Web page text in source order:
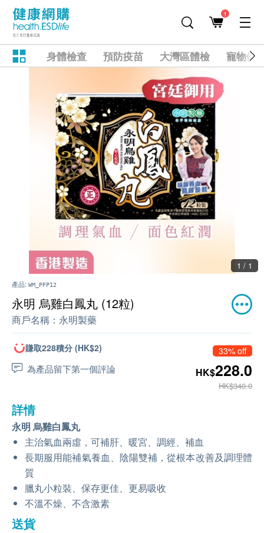
1
身體檢查 預防疫苗 大灣區體檢 寵物健
1 / 1
產品: WM_PFP12
永明 烏雞白鳳丸 (12粒)
商戶名稱： 永明製藥
賺取228積分 (HK$2)
為產品留下第一個評論
33% off
HK$228.0
HK$340.0
詳情
永明 烏雞白鳳丸
主治氣血兩虛，可補肝、暖宮、調經、補血
長期服用能補氣養血、陰陽雙補，從根本改善及調理體
質
臘丸小粒裝、保存更佳、更易吸收
不溫不燥、不含激素
送貨